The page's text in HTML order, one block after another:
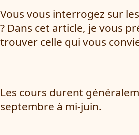
Vous vous interrogez sur
? Dans cet article, je vous
trouver celle qui vous
Les cours durent
septembre à mi-juin.